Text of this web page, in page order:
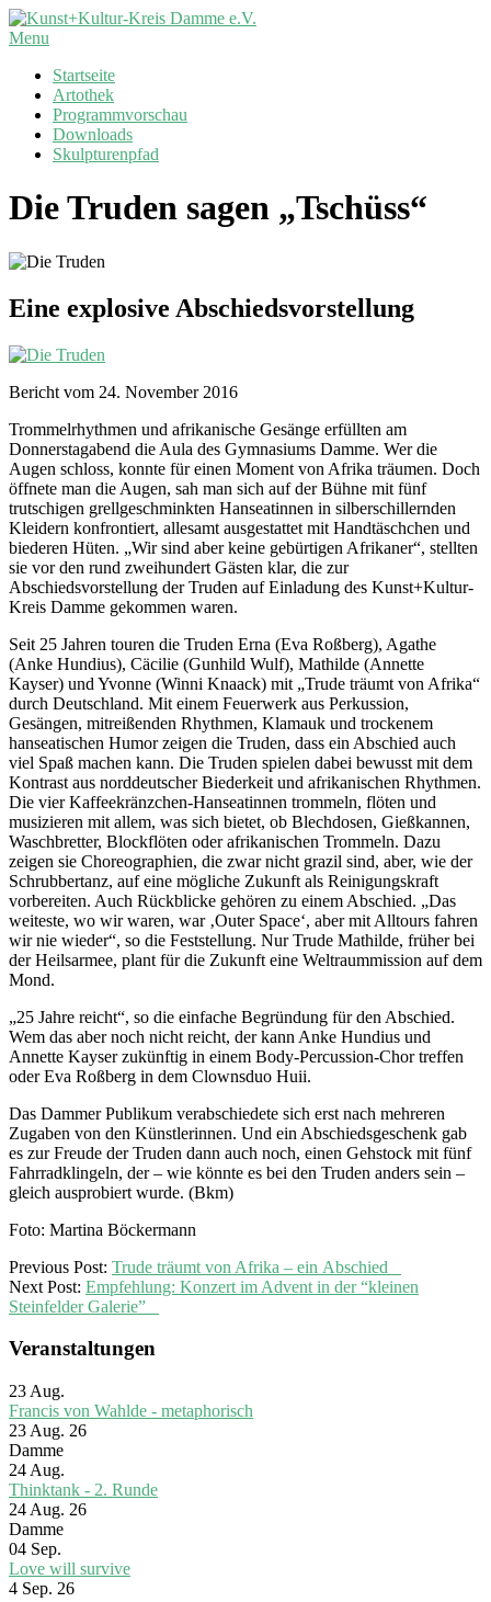
Skip
to
Kunst+Kultur-
Damme
Primary
Menu
Menu
Startseite
Artothek
Programmvorschau
Downloads
Skulpturenpfad
Die Truden sagen „Tschüss“
Eine explosive Abschiedsvorstellung
Bericht vom 24. November 2016
Trommelrhythmen und afrikanische Gesänge erfüllten am
Donnerstagabend die Aula des Gymnasiums Damme. Wer die
Augen schloss, konnte für einen Moment von Afrika träumen. Doch
öffnete man die Augen, sah man sich auf der Bühne mit fünf
trutschigen grellgeschminkten Hanseatinnen in silberschillernden
Kleidern konfrontiert, allesamt ausgestattet mit Handtäschchen und
biederen Hüten. „Wir sind aber keine gebürtigen Afrikaner“, stellten
sie vor den rund zweihundert Gästen klar, die zur
Abschiedsvorstellung der Truden auf Einladung des Kunst+Kultur-
Kreis Damme gekommen waren.
Seit 25 Jahren touren die Truden Erna (Eva Roßberg), Agathe
(Anke Hundius), Cäcilie (Gunhild Wulf), Mathilde (Annette
Kayser) und Yvonne (Winni Knaack) mit „Trude träumt von Afrika“
durch Deutschland. Mit einem Feuerwerk aus Perkussion,
Gesängen, mitreißenden Rhythmen, Klamauk und trockenem
hanseatischen Humor zeigen die Truden, dass ein Abschied auch
viel Spaß machen kann. Die Truden spielen dabei bewusst mit dem
Kontrast aus norddeutscher Biederkeit und afrikanischen Rhythmen.
Die vier Kaffeekränzchen-Hanseatinnen trommeln, flöten und
musizieren mit allem, was sich bietet, ob Blechdosen, Gießkannen,
Waschbretter, Blockflöten oder afrikanischen Trommeln. Dazu
zeigen sie Choreographien, die zwar nicht grazil sind, aber, wie der
Schrubbertanz, auf eine mögliche Zukunft als Reinigungskraft
vorbereiten. Auch Rückblicke gehören zu einem Abschied. „Das
weiteste, wo wir waren, war ‚Outer Space‘, aber mit Alltours fahren
wir nie wieder“, so die Feststellung. Nur Trude Mathilde, früher bei
der Heilsarmee, plant für die Zukunft eine Weltraummission auf dem
Mond.
„25 Jahre reicht“, so die einfache Begründung für den Abschied.
Wem das aber noch nicht reicht, der kann Anke Hundius und
Annette Kayser zukünftig in einem Body-Percussion-Chor treffen
oder Eva Roßberg in dem Clownsduo Huii.
Das Dammer Publikum verabschiedete sich erst nach mehreren
Zugaben von den Künstlerinnen. Und ein Abschiedsgeschenk gab
es zur Freude der Truden dann auch noch, einen Gehstock mit fünf
Fahrradklingeln, der – wie könnte es bei den Truden anders sein –
gleich ausprobiert wurde. (Bkm)
Foto: Martina Böckermann
2016-
11-
26
Previous Post: Trude träumt von Afrika – ein Abschied
Next Post: Empfehlung: Konzert im Advent in der “kleinen
Steinfelder Galerie”
Veranstaltungen
23 Aug.
Francis von Wahlde - metaphorisch
23 Aug. 26
Damme
24 Aug.
Thinktank - 2. Runde
24 Aug. 26
Damme
04 Sep.
Love will survive
4 Sep. 26